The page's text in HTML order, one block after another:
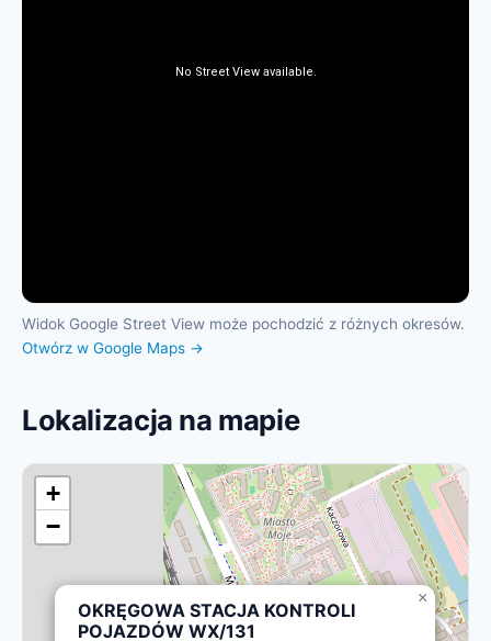
Widok Google Street View może pochodzić z różnych okresów.
Otwórz w Google Maps →
Lokalizacja na mapie
OKRĘGOWA STACJA KONTROLI
POJAZDÓW WX/131
×
+
−